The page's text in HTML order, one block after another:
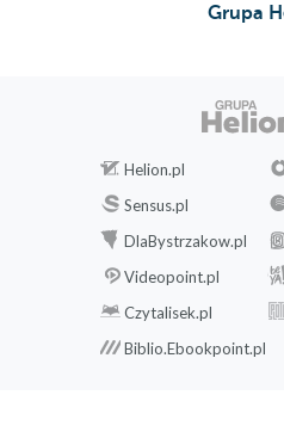
Grupa
Helion.pl
Sensus.pl
DlaBystrzakow.pl
Videopoint.pl
Czytalisek.pl
Biblio.Ebookpoint.pl